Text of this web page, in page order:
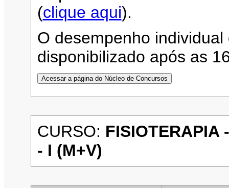
(clique aqui).
O desempenho
disponibilizado após as
CURSO: FISIOTERAPIA
- I (M+V)